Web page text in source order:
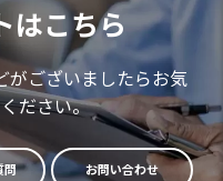
はこちら
がございましたらお気
ださい。
問 お問い合わせ